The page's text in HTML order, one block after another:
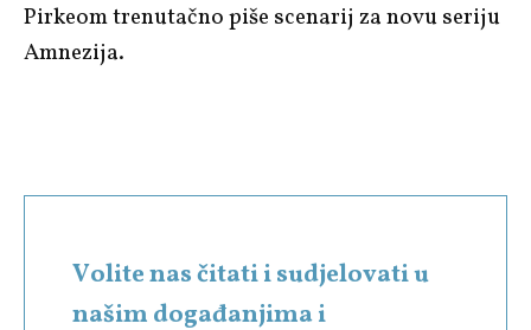
Pirkeom trenutačno piše scenarij za novu seriju
Amnezija.
Volite nas čitati i sudjelovati u
našim događanjima i